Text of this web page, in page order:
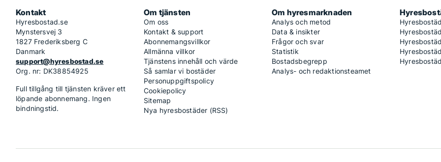
Kontakt
Hyresbostad.se
Mynstersvej 3
1827 Frederiksberg C
Danmark
support@hyresbostad.se
Org. nr: DK38854925
Full tillgång till tjänsten kräver ett
löpande abonnemang. Ingen
bindningstid.
Om tjänsten
Om oss
Kontakt & support
Abonnemangsvillkor
Allmänna villkor
Tjänstens innehåll och värde
Så samlar vi bostäder
Personuppgiftspolicy
Cookiepolicy
Sitemap
Nya hyresbostäder (RSS)
Om hyresmarknaden
Analys och metod
Data & insikter
Frågor och svar
Statistik
Bostadsbegrepp
Analys- och redaktionsteamet